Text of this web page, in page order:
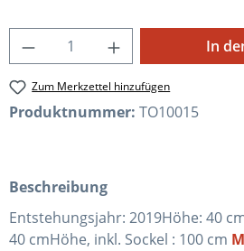
Produkt Anzahl: GibIn
Zum Merkzettel hinzufügen
Produktnummer: TO10015
Beschreibung
Entstehungsjahr: 2019Höhe: 40
40 cmHöhe, inkl. Sockel : 100 cm